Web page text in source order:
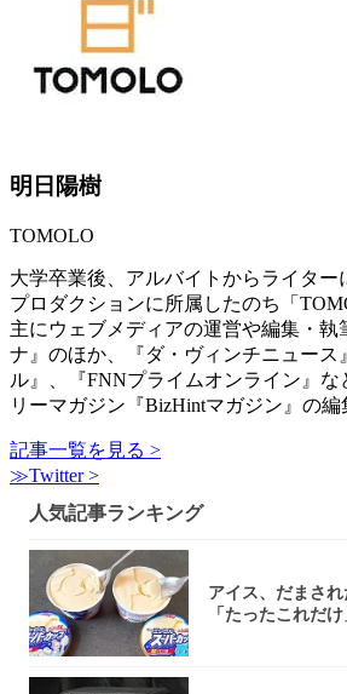
明日陽樹
TOMOLO
大学卒業後、アルバイトからライター
プロダクションに所属したのち「
主にウェブメディアの運営や編集・執
ナ』のほか、『ダ・ヴィンチニュース
ル』、『FNNプライムオンライン』な
リーマガジン『BizHintマガジン』の編
記事一覧を見る >
≫Twitter >
人気記事ランキング
アイス、だまさ
「たったこれだ